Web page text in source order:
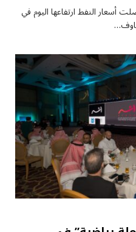
وكالات 7 أغسطس2026 واصلت أسعار ⁠النفط ارتفاعها اليوم في